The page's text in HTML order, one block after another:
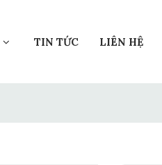
TIN TỨC LIÊN HỆ